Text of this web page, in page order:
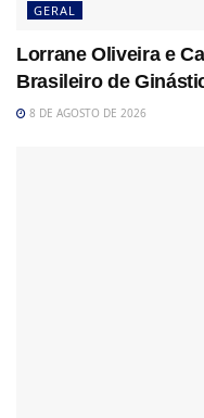
GERAL
Lorrane Oliveira e
Brasileiro de
8 DE AGOSTO DE 2026